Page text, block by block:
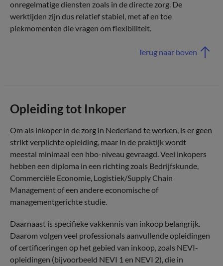
onregelmatige diensten zoals in de directe zorg. De
werktijden zijn dus relatief stabiel, met af en toe
piekmomenten die vragen om flexibiliteit.
Terug naar boven
Opleiding tot Inkoper
Om als inkoper in de zorg in Nederland te werken, is er geen
strikt verplichte opleiding, maar in de praktijk wordt
meestal minimaal een hbo-niveau gevraagd. Veel inkopers
hebben een diploma in een richting zoals Bedrijfskunde,
Commerciële Economie, Logistiek/Supply Chain
Management of een andere economische of
managementgerichte studie.
Daarnaast is specifieke vakkennis van inkoop belangrijk.
Daarom volgen veel professionals aanvullende opleidingen
of certificeringen op het gebied van inkoop, zoals NEVI-
opleidingen (bijvoorbeeld NEVI 1 en NEVI 2), die in